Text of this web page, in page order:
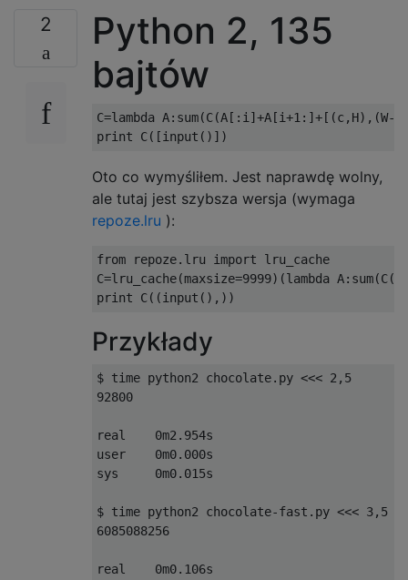
2
Python 2, 135
bajtów
C=lambda A: sum(C(A [: i ]+A [i+1 :]+[(c , H),(W-
print C([input ()])
Oto co wymyśliłem. Jest naprawdę wolny,
ale tutaj jest szybsza wersja (wymaga
repoze.lru ):
from repoze. lru import lru_cache
C=lru_cache(maxsize=9999)(lambda A: sum(C(
print C((input (),))
Przykłady
$ time python2 chocolate.py <<< 2,5
92800
real    0m2.954s
user    0m0.000s
sys     0m0.015s
$ time python2 chocolate-fast.py <<< 3,5
6085088256
real    0m0.106s